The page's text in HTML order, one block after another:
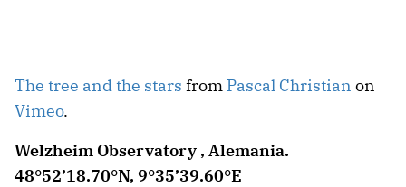
The tree and the stars from Pascal Christian on
Vimeo.
Welzheim Observatory , Alemania.
48°52’18.70°N, 9°35’39.60°E